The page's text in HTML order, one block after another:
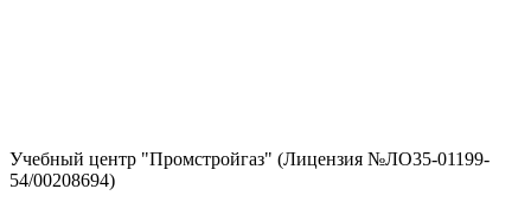
Учебный центр "Промстройгаз" (Лицензия №ЛО35-01199-
54/00208694)